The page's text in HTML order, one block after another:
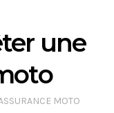
une
MOTO